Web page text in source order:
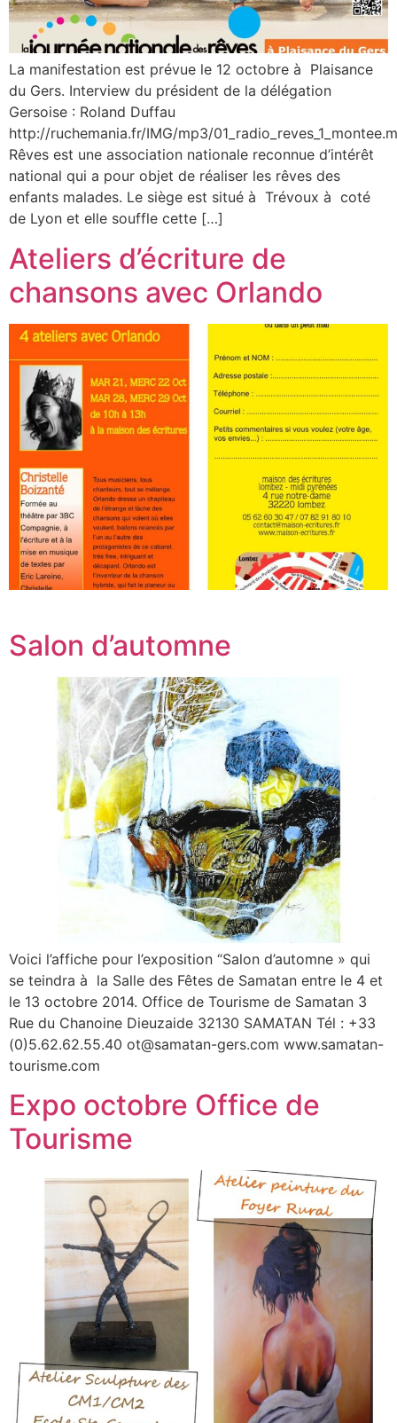
La manifestation est prévue le 12 octobre à Plaisance
du Gers. Interview du président de la délégation
Gersoise : Roland Duffau
http://ruchemania.fr/IMG/mp3/
Rêves est une association nationale reconnue d’intérêt
national qui a pour objet de réaliser les rêves des
enfants malades. Le siège est situé à Trévoux à coté
de Lyon et elle souffle cette […]
Ateliers d’écriture de
chansons avec Orlando
Salon d’automne
Voici l’affiche pour l’exposition “Salon d’automne » qui
se teindra à la Salle des Fêtes de Samatan entre le 4 et
le 13 octobre 2014. Office de Tourisme de Samatan 3
Rue du Chanoine Dieuzaide 32130 SAMATAN Tél : +33
(0)5.62.62.55.40 ot@samatan-gers.com www.samatan-
tourisme.com
Expo octobre Office de
Tourisme